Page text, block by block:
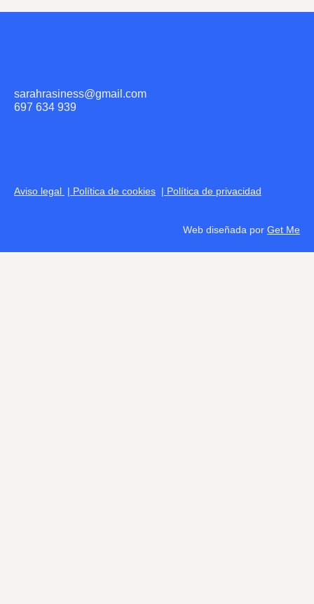
sarahrasiness@gmail.com
697 634 939
Aviso legal | Política de cookies | Política de privacidad
Web diseñada por Get Me